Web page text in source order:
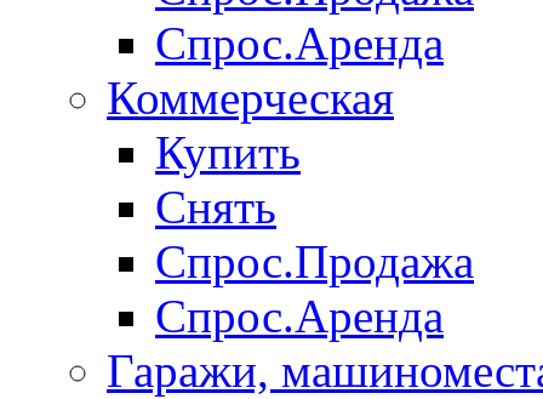
Спрос.Аренда
Коммерческая
Купить
Снять
Спрос.Продажа
Спрос.Аренда
Гаражи,